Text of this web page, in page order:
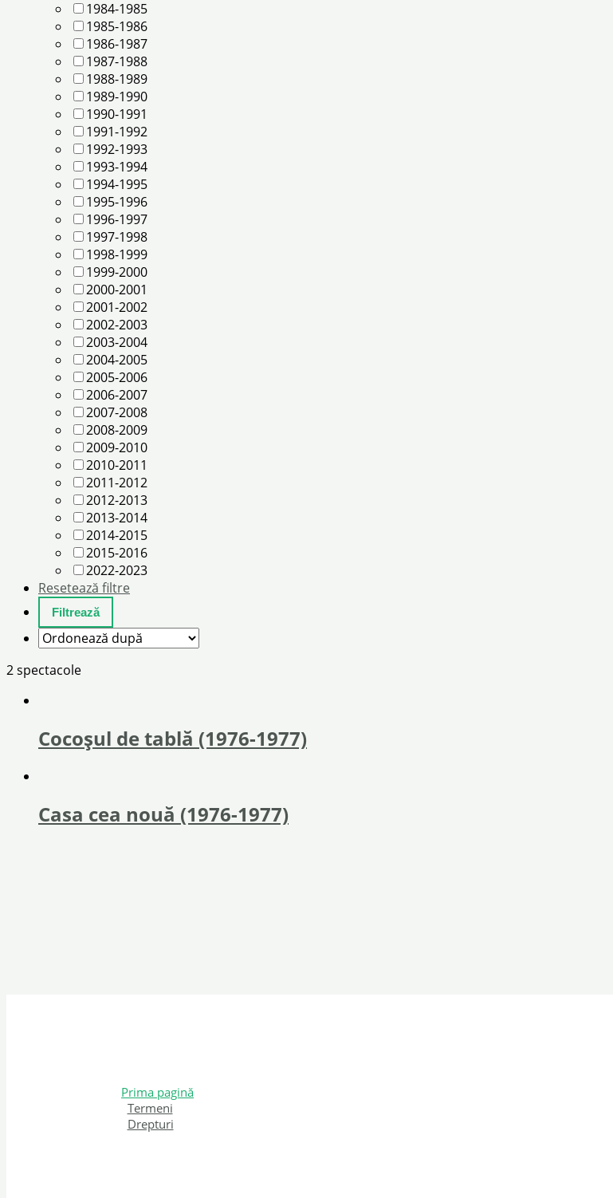
1984-1985
1985-1986
1986-1987
1987-1988
1988-1989
1989-1990
1990-1991
1991-1992
1992-1993
1993-1994
1994-1995
1995-1996
1996-1997
1997-1998
1998-1999
1999-2000
2000-2001
2001-2002
2002-2003
2003-2004
2004-2005
2005-2006
2006-2007
2007-2008
2008-2009
2009-2010
2010-2011
2011-2012
2012-2013
2013-2014
2014-2015
2015-2016
2022-2023
Resetează filtre
2 spectacole
Cocoșul de tablă (1976-1977)
Casa cea nouă (1976-1977)
Prima pagină
Termeni
Drepturi